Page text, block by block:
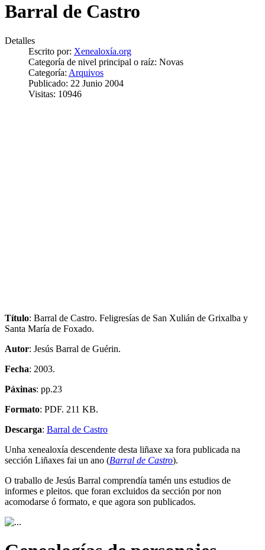
Barral de Castro
Detalles
Escrito por: Xenealoxía.org
Categoría de nivel principal o raíz: Novas
Categoría: Arquivos
Publicado: 22 Junio 2004
Visitas: 10946
Título: Barral de Castro. Feligresías de San Xulián de Grixalba y
Santa María de Foxado.
Autor: Jesús Barral de Guérin.
Fecha: 2003.
Páxinas: pp.23
Formato: PDF. 211 KB.
Descarga: Barral de Castro
Unha xenealoxía descendente desta liñaxe xa fora publicada na
sección Liñaxes fai un ano (Barral de Castro).
O traballo de Jesús Barral comprendía tamén uns estudios de
informes e pleitos. que foran excluidos da sección por non
acomodarse ó formato, e que agora son publicados.